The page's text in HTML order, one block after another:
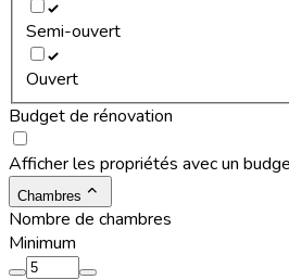
Semi-ouvert
Ouvert
Budget de rénovation
Afficher les propriétés avec un
Chambres
Nombre de chambres
Minimum